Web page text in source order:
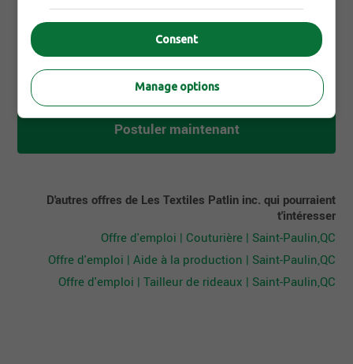
Langues parlées
Fr : Intermédiaire
Postuler maintenant
D'autres offres de Les Textiles Patlin inc. qui pourraient
t'intéresser
Offre d'emploi | Couturière | Saint-Paulin,QC
Offre d'emploi | Aide à la production | Saint-Paulin,QC
Offre d'emploi | Tailleur de rideaux | Saint-Paulin,QC
Consent
Manage options